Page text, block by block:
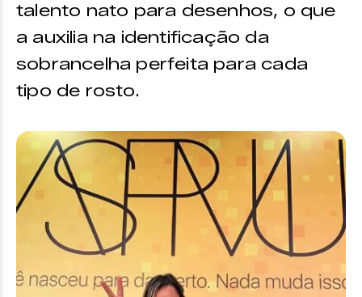
talento nato para desenhos, o que
a auxilia na identificação da
sobrancelha perfeita para cada
tipo de rosto.